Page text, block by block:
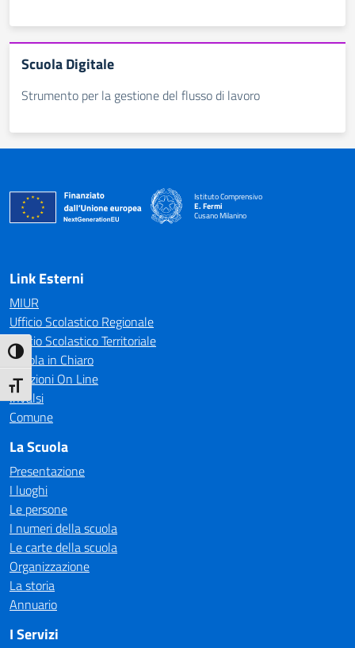
Attiva/disattiva alto contrasto
Attiva/disattiva dimensione testo
Scuola Digitale
Strumento per la gestione del flusso di lavoro
Istituto Comprensivo
E. Fermi
Cusano Milanino
Link Esterni
MIUR
Ufficio Scolastico Regionale
Ufficio Scolastico Territoriale
Scuola in Chiaro
Iscrizioni On Line
Invalsi
Comune
La Scuola
Presentazione
I luoghi
Le persone
I numeri della scuola
Le carte della scuola
Organizzazione
La storia
Annuario
I Servizi